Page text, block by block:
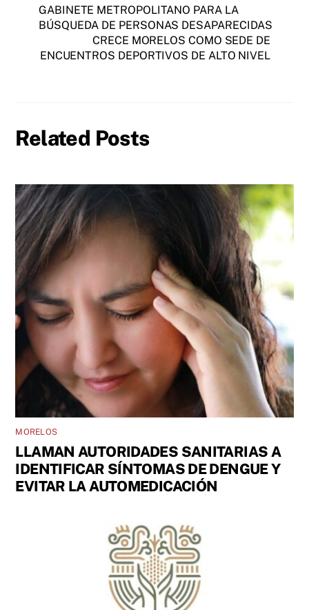
GABINETE METROPOLITANO PARA LA
BÚSQUEDA DE PERSONAS DESAPARECIDAS
CRECE MORELOS COMO SEDE DE
ENCUENTROS DEPORTIVOS DE ALTO NIVEL
Related Posts
MORELOS
LLAMAN AUTORIDADES SANITARIAS A
IDENTIFICAR SÍNTOMAS DE DENGUE Y
EVITAR LA AUTOMEDICACIÓN